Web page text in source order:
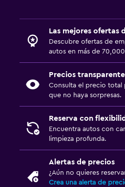
Las mejores ofertas
Descubre ofertas de
autos en más de
Precios
Consulta el precio total
que no haya sorpresas.
Reserva con
Encuentra autos con
limpieza profunda.
Alertas de precios
¿Aún no quieres
Crea una alerta de